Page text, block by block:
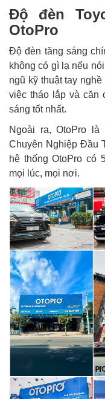
Độ đèn
OtoPro
Độ đèn tăng sáng
không có gì lạ nếu
ngũ kỹ thuật tay
việc tháo lắp và căn
sáng tốt nhất.
Ngoài ra, OtoPro
Chuyên Nghiệp Đầu
hệ thống OtoPro có
mọi lúc, mọi nơi.